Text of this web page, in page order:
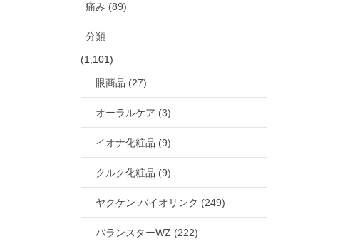
痛み (89)
分類
(1,101)
眼商品 (27)
オーラルケア (3)
イオナ化粧品 (9)
クルク化粧品 (9)
ヤクケン バイオリンク (249)
バランスターWZ (222)